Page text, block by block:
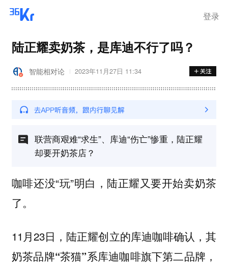
登录
陆正耀卖奶茶，是库迪不行了吗？
智能相对论 2023年11月27日 11:34
联营商艰难“求生”、库迪“伤亡”惨重，陆正耀
却要开奶茶店？
咖啡还没“玩”明白，陆正耀又要开始卖奶茶
了。
11月23日，陆正耀创立的库迪咖啡确认，其
奶茶品牌“茶猫”系库迪咖啡旗下第二品牌，